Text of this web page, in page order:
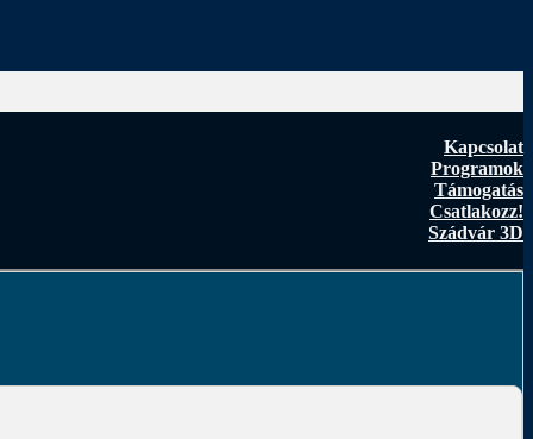
Kapcsolat
Programok
Támogatás
Csatlakozz!
Szádvár 3D